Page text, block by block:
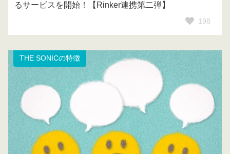
るサービスを開始！【Rinker連携第二弾】
198
THE SONICの特徴